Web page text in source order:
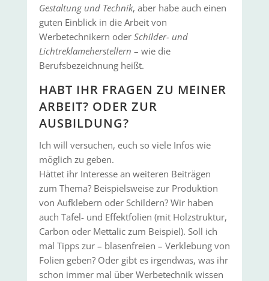
Gestaltung und Technik, aber habe auch einen
guten Einblick in die Arbeit von
Werbetechnikern oder Schilder- und
Lichtreklameherstellern – wie die
Berufsbezeichnung heißt.
HABT IHR FRAGEN ZU MEINER
ARBEIT? ODER ZUR
AUSBILDUNG?
Ich will versuchen, euch so viele Infos wie
möglich zu geben.
Hättet ihr Interesse an weiteren Beiträgen
zum Thema? Beispielsweise zur Produktion
von Aufklebern oder Schildern? Wir haben
auch Tafel- und Effektfolien (mit Holzstruktur,
Carbon oder Mettalic zum Beispiel). Soll ich
mal Tipps zur – blasenfreien – Verklebung von
Folien geben? Oder gibt es irgendwas, was ihr
schon immer mal über Werbetechnik wissen